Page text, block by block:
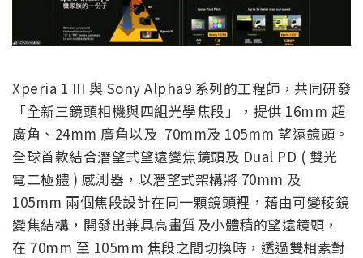
Xperia 1 III 與 Sony Alpha9 系列的工程師，共同研發
「全新三鏡頭相機與四組光學焦段」，提供 16mm 超
廣角、24mm 廣角以及 70mm及 105mm 望遠鏡頭。
全球首款結合潛望式望遠變焦鏡頭及 Dual PD ( 雙光
電二極體 ) 感測器，以潛望式架構將 70mm 及
105mm 兩個焦段設計在同一顆鏡頭裡，藉由可變稜鏡
變焦結構，開發出兼具高畫質及小體積的望遠鏡頭，
在 70mm 至 105mm 焦段之間切換時，透過雙相素對